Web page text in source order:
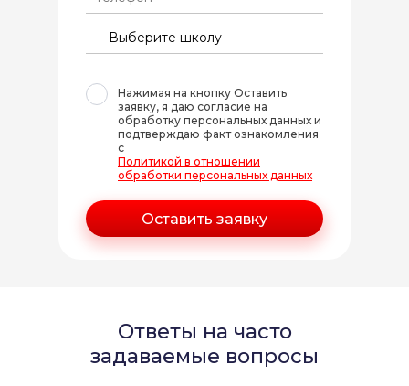
Нажимая на кнопку Оставить
заявку, я даю согласие на
обработку персональных данных и
подтверждаю факт ознакомления
с
Политикой в отношении
обработки персональных данных
Ответы на часто
задаваемые вопросы